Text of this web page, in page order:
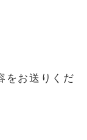
をお送りくだ